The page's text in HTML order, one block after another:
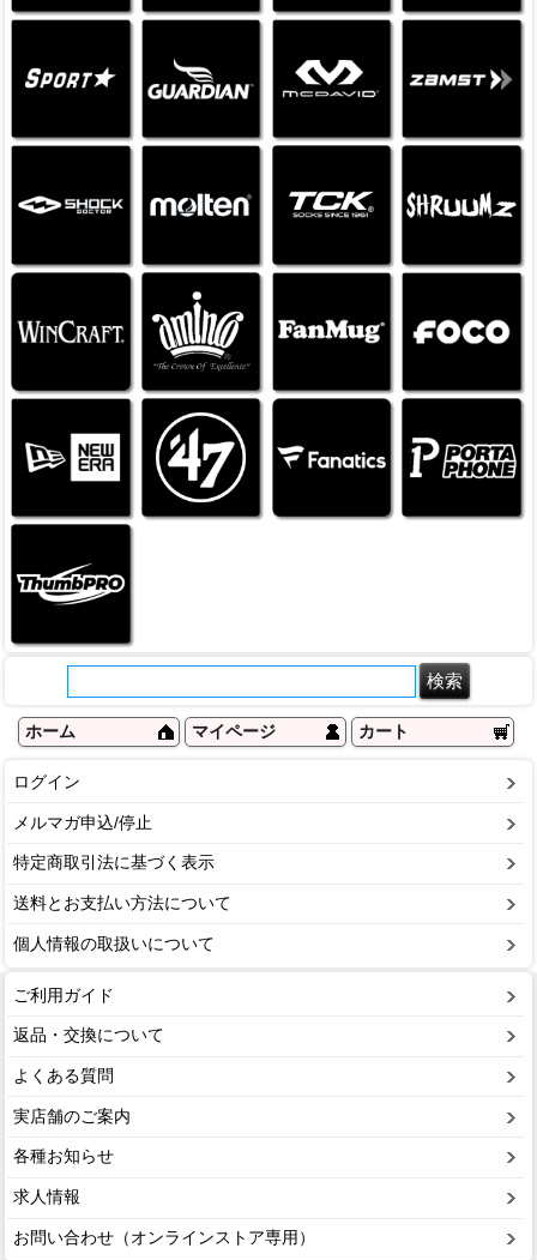
ホーム マイページ カート
ログイン
メルマガ申込/停止
特定商取引法に基づく表示
送料とお支払い方法について
個人情報の取扱いについて
ご利用ガイド
返品・交換について
よくある質問
実店舗のご案内
各種お知らせ
求人情報
お問い合わせ（オンラインストア専用）